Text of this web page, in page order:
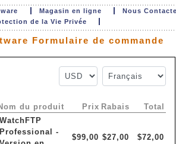
Magasin en ligne
Nous
de la Vie Privée
Formulaire de commande
du produit Prix Rabais
Total
WatchFTP
Professional -
$99,00 $27,00 $72,00